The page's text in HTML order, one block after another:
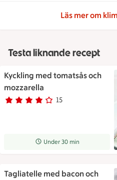
Läs mer om
Testa liknande recept
Kyckling med tomatsås och
mozzarella
Betyg 3.9 av 5. 15
15 personer har röstat
Receptet tar Under 30 min att
Under 30 min
Tagliatelle med bacon och